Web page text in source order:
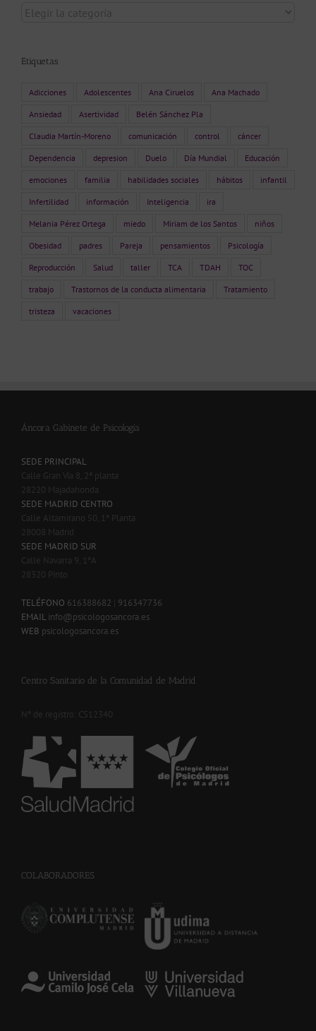
Categorías
Etiquetas
Adicciones Adolescentes Ana Ciruelos Ana Machado
Ansiedad Asertividad Belén Sánchez Pla
Claudia Martín-Moreno comunicación control cáncer
Dependencia depresion Duelo Día Mundial Educación
emociones familia habilidades sociales hábitos infantil
Infertilidad información Inteligencia ira
Melania Pérez Ortega miedo Miriam de los Santos niños
Obesidad padres Pareja pensamientos Psicología
Reproducción Salud taller TCA TDAH TOC
trabajo Trastornos de la conducta alimentaria Tratamiento
tristeza vacaciones
Áncora Gabinete de Psicología
SEDE PRINCIPAL
Calle Gran Vía 8, 2ª planta
28220 Majadahonda
SEDE MADRID CENTRO
Calle Altamirano 50, 1ª Planta
28008 Madrid
SEDE MADRID SUR
Calle Navarra 9, 1ºA
28320 Pinto
TELÉFONO 616388682
916347736
EMAIL info@psicologosancora.es
WEB psicologosancora.es
Centro Sanitario de la Comunidad de Madrid
Nº de registro: CS12340
COLABORADORES